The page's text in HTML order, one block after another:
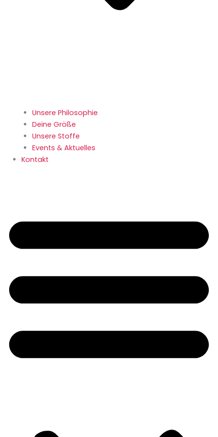
Unsere Philosophie
Deine Größe
Unsere Stoffe
Events & Aktuelles
Kontakt